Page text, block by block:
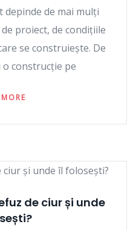
de mai mulți
proiect, de condițiile
se construiește. De
construcție pe
de ciur și unde